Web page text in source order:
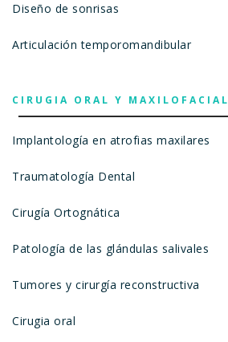
Diseño de sonrisas
Articulación temporomandibular
CIRUGIA ORAL Y MAXILOFACIAL
Implantología en atrofias maxilares
Traumatología Dental
Cirugía Ortognática
Patología de las glándulas salivales
Tumores y cirurgía reconstructiva
Cirugia oral